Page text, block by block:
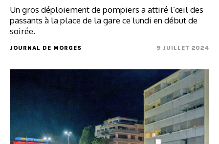
Un gros déploiement de pompiers a attiré l’œil des
passants à la place de la gare ce lundi en début de
soirée.
JOURNAL DE MORGES 9 JUILLET 2024